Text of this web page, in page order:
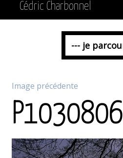
Cédric Charbonnel
Image précédente
P1030806